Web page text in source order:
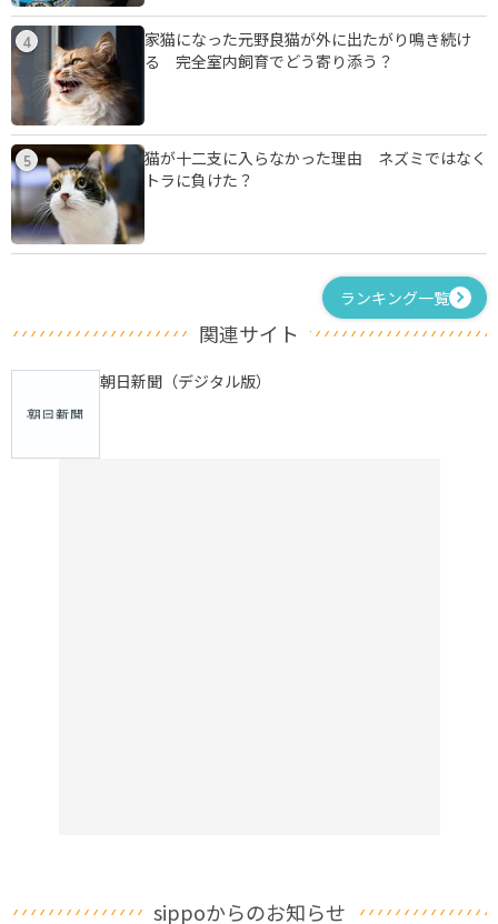
4
家猫になった元野良猫が外に出たがり鳴き続け
る 完全室内飼育でどう寄り添う？
5
猫が十二支に入らなかった理由 ネズミではなく
トラに負けた？
ランキング一覧
関連サイト
朝日新聞（デジタル版）
sippoからのお知らせ